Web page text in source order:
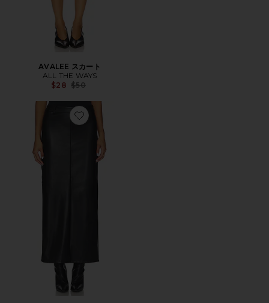
AVALEE スカート
ALL THE WAYS
$28 Previous price:
$50
Favorite KAYLA スカート